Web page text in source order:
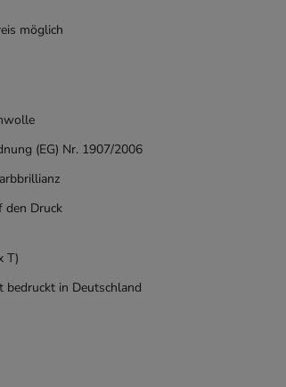
möglich
(EG) Nr. 1907/2006
den Druck
T)
bedruckt in Deutschland